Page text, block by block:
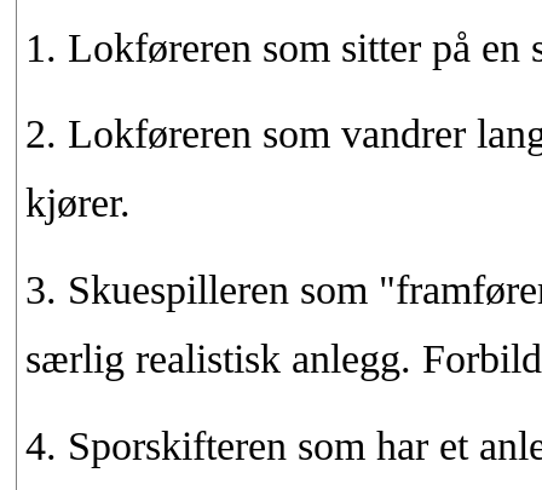
1. Lokføreren som sitter på en
2. Lokføreren som vandrer
kjører.
3. Skuespilleren som
særlig realistisk anlegg.
4. Sporskifteren som har et